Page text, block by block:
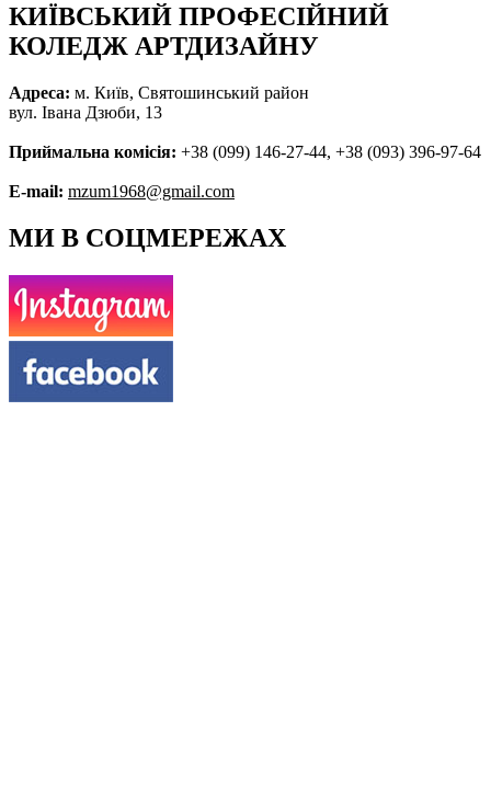
КИЇВСЬКИЙ ПРОФЕСІЙНИЙ
КОЛЕДЖ АРТДИЗАЙНУ
Адреса: м. Київ, Святошинський район
вул. Івана Дзюби, 13
Приймальна комісія: +38 (099) 146-27-44, +38 (093) 396-97-64
E-mail: mzum1968@gmail.com
МИ В СОЦМЕРЕЖАХ